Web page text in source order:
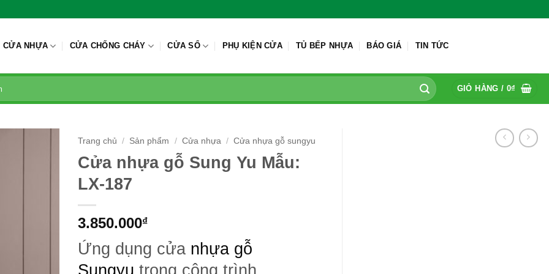
CỬA NHỰA CỬA CHỐNG CHÁY CỬA SỔ PHỤ KIỆN CỬA TỦ BẾP NHỰA BÁO GIÁ TIN TỨC
GIỎ HÀNG / 0₫
Trang chủ / Sản phẩm / Cửa nhựa / Cửa nhựa gỗ sungyu
Cửa nhựa gỗ Sung Yu Mẫu:
LX-187
3.850.000₫
Ứng dụng cửa nhựa gỗ
Sungyu trong công trình